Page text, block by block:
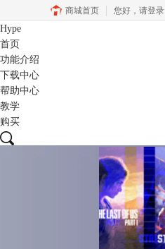
商城首页 您好， 请登录
Hype
首页
功能介绍
下载中心
帮助中心
教学
购买